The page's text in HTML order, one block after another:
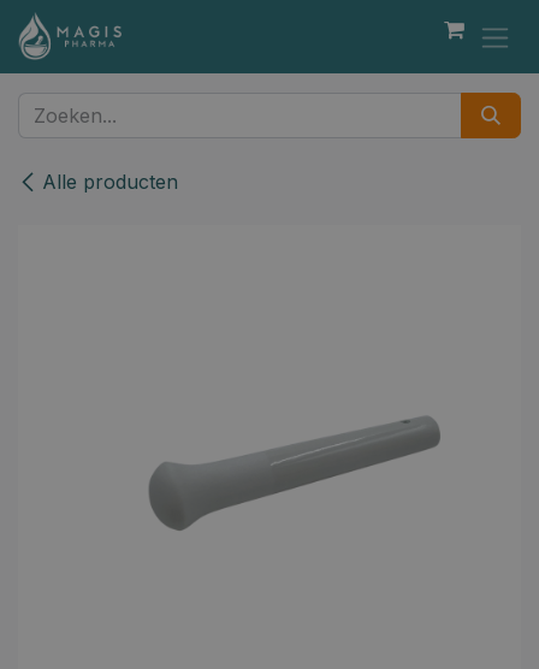
Overslaan naar inhoud
Alle producten